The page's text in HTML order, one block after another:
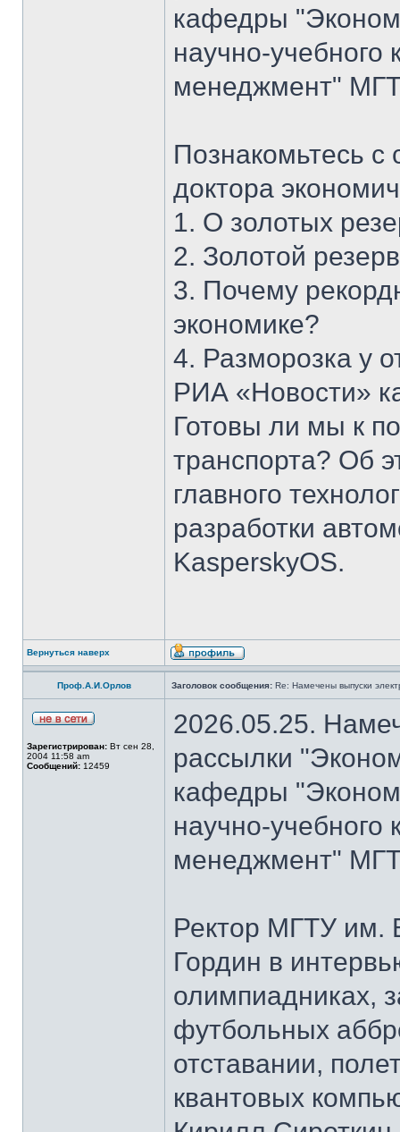
кафедры
научно-
менеджмент"
Познакомьтесь с
доктора
1. О золотых
2. Золотой
3. Почему
экономике?
4. Разморозка у
РИА «Новости»
Готовы ли мы к
транспорта? Об
главного
разработки
KasperskyOS.
Вернуться наверх
Проф.А.И.Орлов Заголовок сообщения: Re: Намечены выпуски
Зарегистрирован: Вт сен 28,
2004 11:58 am
Сообщений: 12459
2026.05.25.
рассылки
кафедры
научно-
менеджмент"
Ректор МГТУ им.
Гордин в
олимпиадниках,
футбольных
отставании,
квантовых